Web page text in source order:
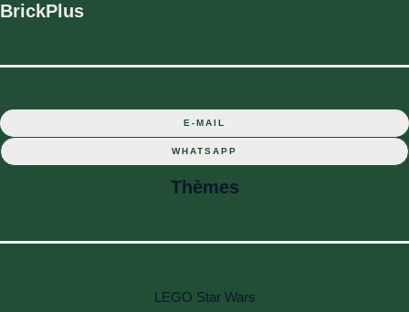
BrickPlus
E-MAIL
WHATSAPP
Thèmes
LEGO Star Wars